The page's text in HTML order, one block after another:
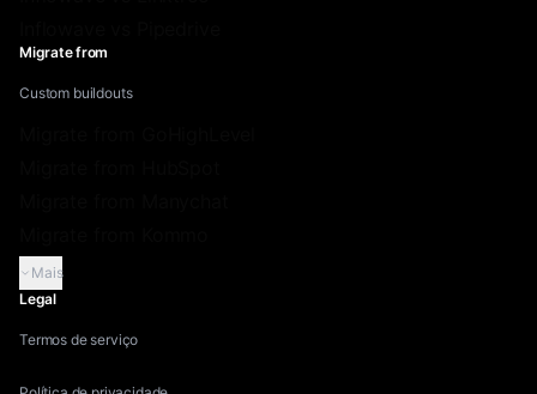
Migrate from
Custom buildouts
Mais
Legal
Termos de serviço